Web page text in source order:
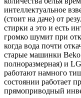
интеллектуальное
(стоит на даче) от
стирки а это и есть
громко шумит при
когда вода почти
старые машинки
полноразмерная) и
работают намного
состоянии работает
прямоприводный